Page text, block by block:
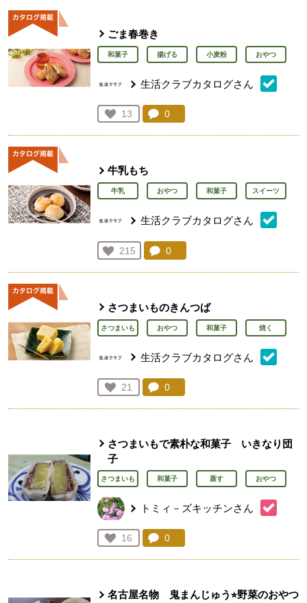
ごま春巻き
和菓子 揚げる 小麦粉 おやつ
生活クラブカタログさん
お気に入り登録：
13
人が登録
コメント：
0
牛乳もち
牛乳 おやつ 和菓子 スイーツ
生活クラブカタログさん
お気に入り登録：
215
人が登録
コメント：
0
さつまいものきんつば
さつまいも おやつ 和菓子 焼く
生活クラブカタログさん
お気に入り登録：
21
人が登録
コメント：
0
さつまいもで素朴な和菓子 いきなり団
子
さつまいも 和菓子 蒸す おやつ
トミィ－ズキッチンさん
お気に入り登録：
16
人が登録
コメント：
0
名古屋名物 鬼まんじゅう⭐︎野菜のおやつ